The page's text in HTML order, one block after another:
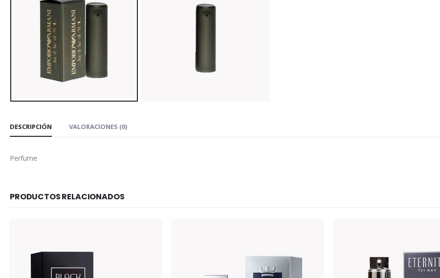
DESCRIPCIÓN VALORACIONES (0)
Perfume
PRODUCTOS RELACIONADOS